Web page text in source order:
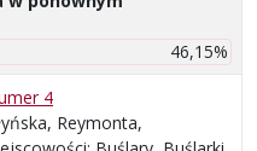
46,15%
4
Reymonta,